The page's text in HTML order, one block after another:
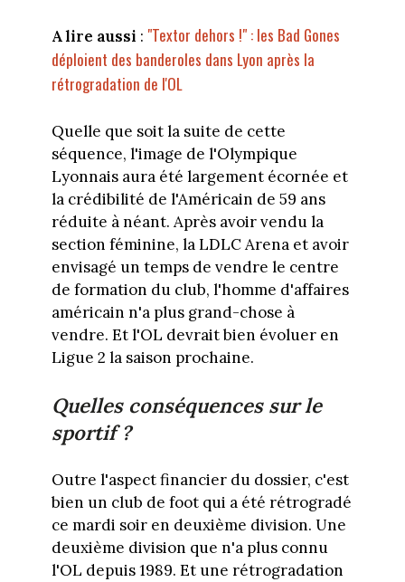
A lire aussi : "Textor dehors !" : les Bad Gones
déploient des banderoles dans Lyon après la
rétrogradation de l'OL
Quelle que soit la suite de cette
séquence, l'image de l'Olympique
Lyonnais aura été largement écornée et
la crédibilité de l'Américain de 59 ans
réduite à néant. Après avoir vendu la
section féminine, la LDLC Arena et avoir
envisagé un temps de vendre le centre
de formation du club, l'homme d'affaires
américain n'a plus grand-chose à
vendre. Et l'OL devrait bien évoluer en
Ligue 2 la saison prochaine.
Quelles conséquences sur le
sportif ?
Outre l'aspect financier du dossier, c'est
bien un club de foot qui a été rétrogradé
ce mardi soir en deuxième division. Une
deuxième division que n'a plus connu
l'OL depuis 1989. Et une rétrogradation